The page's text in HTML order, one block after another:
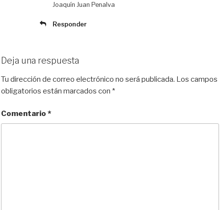
Joaquín Juan Penalva
Responder
Deja una respuesta
Tu dirección de correo electrónico no será publicada. Los campos
obligatorios están marcados con *
Comentario *